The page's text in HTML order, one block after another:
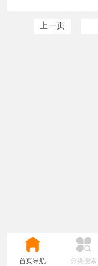
上一页
首页导航 分类搜索